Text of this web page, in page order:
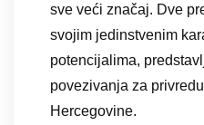
sve veći značaj. Dve
svojim jedinstvenim
potencijalima,
povezivanja za
Hercegovine.